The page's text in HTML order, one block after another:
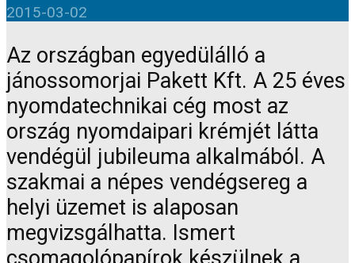
2015-03-02
Az országban egyedülálló a
jánossomorjai Pakett Kft. A 25 éves
nyomdatechnikai cég most az
ország nyomdaipari krémjét látta
vendégül jubileuma alkalmából. A
szakmai a népes vendégsereg a
helyi üzemet is alaposan
megvizsgálhatta. Ismert